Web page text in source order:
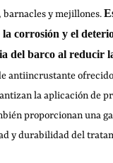
barnacles y mejillones.
la corrosión y el
del barco al reducir
antiincrustante
la aplicación de
proporcionan una
y durabilidad del